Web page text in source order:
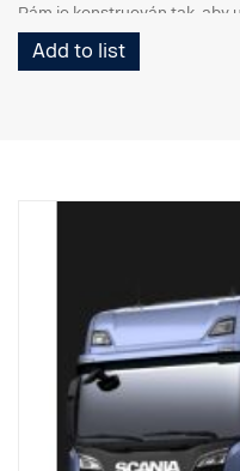
Rám je konstruován tak, aby
sklopení a přístup/použití
koncové trubky lze snadno
svazek ve spodní části.
nejlepší možné světlé výšky,
vysunuté nárazníky.
Pro kabiny P doporučujeme
NEHODÍ se pro nízké nebo
Součástí dodávky jsou
Add to list